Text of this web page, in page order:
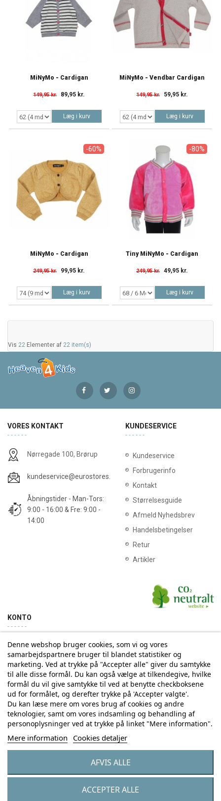
MiNyMo - Cardigan
149,95 kr. 89,95 kr.
Læg i kurv
MiNyMo - Vendbar Cardigan
149,95 kr. 59,95 kr.
Læg i kurv
-60%
MiNyMo - Cardigan
249,95 kr. 99,95 kr.
Læg i kurv
-80%
Tiny MiNyMo - Cardigan
249,95 kr. 49,95 kr.
Læg i kurv
Vis 22 Elementer af 22 item(s)
VORES KONTAKT
Nørregade 100, Brørup
kundeservice@eurostores.dk
Åbningstider - Man-Tors:
9:00 - 16:00 & Fre: 9:00 -
14:00
KUNDESERVICE
Kundeservice
Forbrugerinfo
Kontakt
Størrelsesguide
Afmeld Nyhedsbrev
Handelsbetingelser
Retur
Artikler
KONTO
Min konto Ordrehistorik
Tilmelding til Nyhedsbrev
Vi deler aldrig din email-adresse med tredjepart
Tilmeld
Denne webshop bruger cookies, som vi og vores
samarbejdspartnere bruger til blandet statistiker og
marketing. Ved at trykke på "Accepter alle" giver du samtykke
til alle disse formål. Du kan også vælge at tilkendegive, hvilke
formål du vil give samtykke til ved at benytte checkboksene
ud for formålet, og derefter trykke på 'Accepter valgte'.
Du kan læse mere om vores brug af cookies og andre
teknologier, samt om vores indsamling og behandling af
personoplysninger ved at trykke på linket "Mere information".
Mere information Cookies detaljer
AFVIS ALLE
ACCEPTER ALLE